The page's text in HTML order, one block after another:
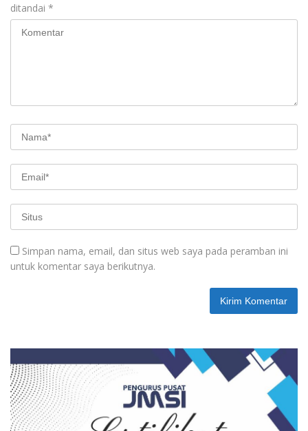
ditandai *
Simpan nama, email, dan situs web saya pada peramban ini
untuk komentar saya berikutnya.